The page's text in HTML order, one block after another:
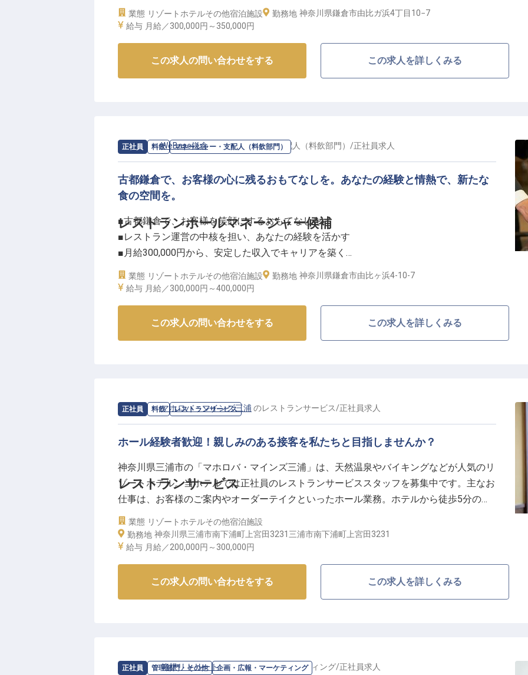
ださい。神奈川県鎌倉市の美しい環境で、観光案内や旅のサポートを通じて地域の魅力を
伝えるやりがいを感じながら、充実した毎日を送りましょう。高卒以上、PC操作ができ
ています。※2024年08月26日時点の情報です
業態 リゾートホテルその他宿泊施設 勤務地 神奈川県鎌倉市由比ガ浜4丁目10−7
給与 月給／300,000円～ 350,000円
この求人の問い合わせをする この求人を詳しくみる
正社員 料飲 マネージャー・支配人（料飲部門）
レストランホールマネージャー候補
求人情報：WeBase鎌倉の マネージャー・支配人（料飲部門） /正社員求人
古都鎌倉で、お客様の心に残るおもてなしを。あなたの経験と情熱で、新たな
食の空間を。
■古都鎌倉で、お客様を笑顔にするおもてなしを
■レストラン運営の中核を担い、あなたの経験を活かす
■月給300,000円から、安定した収入でキャリアを築く
■チームをまとめ、新たな食の体験を創造するやりがい
歴史と文化が息づく古都鎌倉で、お客様に忘れられない食の体験を提供しませんか。
お客様一人ひとりの心に寄り添い、感動を届ける喜びを共に分かち合いましょう。
ーー【あなたの経験が輝く、成長と挑戦の舞台】
ホールマネージャー候補として、レストラン運営の中核を担っていただきます。
接客指導からシフト・発注管理、さらにはイベント企画まで、幅広い業務を通じてマネジ
メントスキルを磨ける環境です。
お客様への温かいおもてなしはもちろん、共に働く仲間との連携を大切にし、チーム全体
のパフォーマンス向上にも貢献してください。
あなたのリーダーシップと情熱が、レストランの新たな魅力を引き出し、お客様に最高の
体験を提供することに繋がります。
※2026年03月06日時点の情報です
業態 リゾートホテルその他宿泊施設 勤務地 神奈川県鎌倉市由比ヶ浜4-10-7
給与 月給／300,000円～400,000円
この求人の問い合わせをする この求人を詳しくみる
正社員 料飲 レストランサービス
レストランサービス
求人情報：マホロバ・マインズ三浦 のレストランサービス/正社員求人
ホール経験者歓迎！親しみのある接客を私たちと目指しませんか？
神奈川県三浦市の「マホロバ・マインズ三浦」は、天然温泉やバイキングなどが人気のリ
ゾートホテル。当ホテルでは正社員のレストランサービススタッフを募集中です。主なお
仕事は、お客様のご案内やオーダーテイクといったホール業務。ホテルから徒歩5分の社
員寮を完備するほか、研修制度が整っているので安心してお仕事をスタートできます。あ
なたも当ホテルの一員となり、お客様の心に残る接客を私たちと目指しませんか？※2024
年5月30日時点の情報です。
業態 リゾートホテルその他宿泊施設
勤務地 神奈川県三浦市南下浦町上宮田3231三浦市南下浦町上宮田3231
給与 月給／200,000円～ 300,000円
この求人の問い合わせをする この求人を詳しくみる
正社員 管理部門・その他 企画・広報・マーケティング
求人情報：箱根リトリートの企画・広報・マーケティング/正社員求人